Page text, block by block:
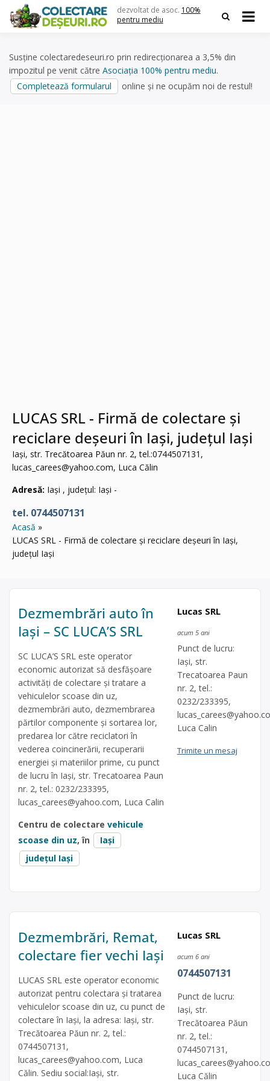
content
dezvoltat de asoc. 100%
pentru mediu
Susține colectaredeseuri.ro prin redirecționarea a 3,5% din
impozitul pe venit către Asociația 100% pentru mediu.
Completează formularul
online și ne ocupăm noi de restul!
LUCAS SRL - Firmă de colectare și
reciclare deșeuri în Iași, județul Iași
Iași, str. Trecătoarea Păun nr. 2, tel.:0744507131,
lucas_carees@yahoo.com, Luca Călin
Adresă: Iași , județul: Iași -
tel. 0744507131
Acasă
LUCAS SRL - Firmă de colectare și reciclare deșeuri în Iași,
județul Iași
Dezmembrări auto în
Iași – SC LUCA’S SRL
SC LUCA’S SRL este operator
economic autorizat să desfăşoare
activităţi de colectare şi tratare a
vehiculelor scoase din uz,
dezmembrări auto, dezmembrarea
părtilor componente și sortarea lor,
predarea lor către reciclatori în
vederea coincinerării, recuperarii
energiei și materiilor prime, cu punct
de lucru în Iași, str. Trecatoarea Paun
nr. 2, tel.: 0232/233395,
lucas_carees@yahoo.com, Luca Calin
Centru de colectare vehicule
scoase din uz, în
Iași
județul Iași
Lucas SRL
acum 5 ani
Punct de lucru:
Iași, str.
Trecatoarea Paun
nr. 2, tel.:
0232/233395,
Luca Calin
Trimite un mesaj
Dezmembrări, Remat,
colectare fier vechi Iași
LUCAS SRL este operator economic
autorizat pentru colectara și tratarea
vehiculelor scoase din uz, cu punct de
colectare în Iași, la adresa: Iași, str.
Trecătoarea Păun nr. 2, tel.:
0744507131,
lucas_carees@yahoo.com, Luca
Călin. Sediu social:Iași, str.
Lucas SRL
acum 6 ani
0744507131
Punct de lucru:
Iași, str.
Trecătoarea Păun
nr. 2, tel.:
0744507131,
Luca Călin